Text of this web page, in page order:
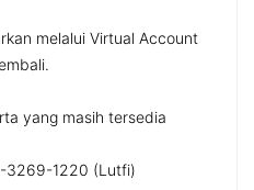
melalui Virtual Account
yang masih tersedia
3269-1220 (Lutfi)